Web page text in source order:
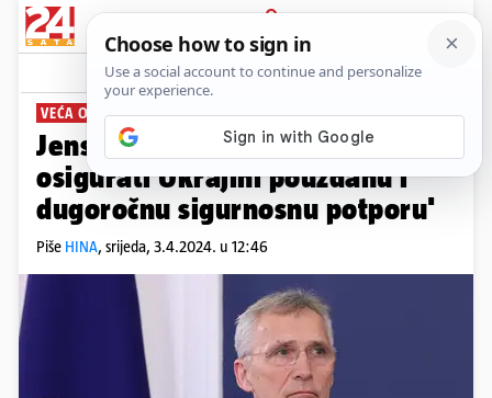
PRIJAVA
News Komentari
VEĆA ODGOVORNOST
Jens Stoltenberg: 'NATO treba
osigurati Ukrajini pouzdanu i
dugoročnu sigurnosnu potporu'
Piše HINA, srijeda, 3.4.2024. u 12:46